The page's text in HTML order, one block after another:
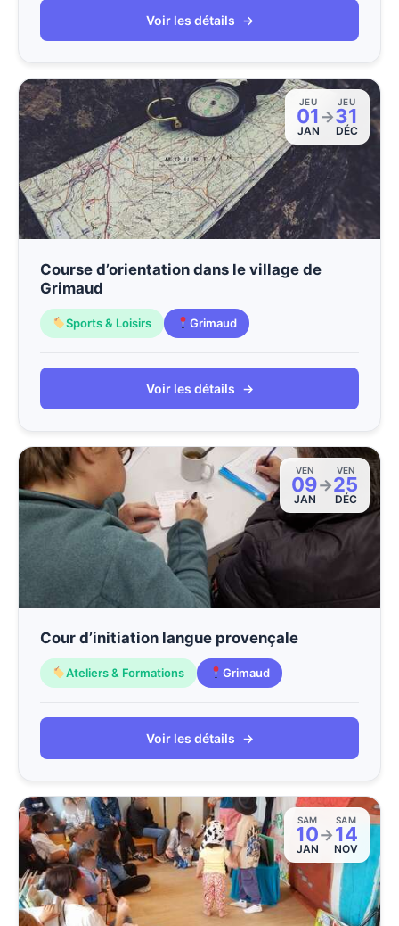
Voir les détails →
JEU
01
JAN
→
JEU
31
DÉC
Course d’orientation dans le village de
Grimaud
Sports & Loisirs Grimaud
Voir les détails →
VEN
09
JAN
→
VEN
25
DÉC
Cour d’initiation langue provençale
Ateliers & Formations Grimaud
Voir les détails →
SAM
10
JAN
→
SAM
14
NOV